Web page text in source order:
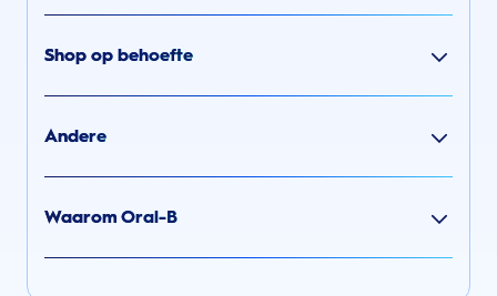
Shop op behoefte
Andere
Waarom Oral-B